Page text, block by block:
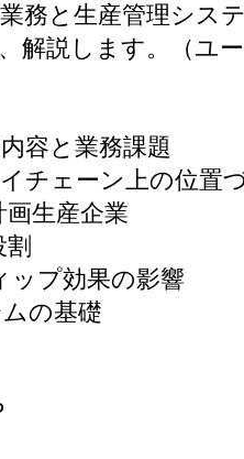
務と生産管理シス
解説します。（ユ
容と業務課題
チェーン上の位置
画生産企業
ップ効果の影響
の基礎